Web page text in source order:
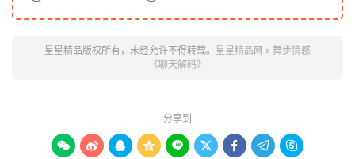
星星精品版权所有，未经允许不得转载。 星星精品网 » 舞步情感
《聊天解码》
分享到
        